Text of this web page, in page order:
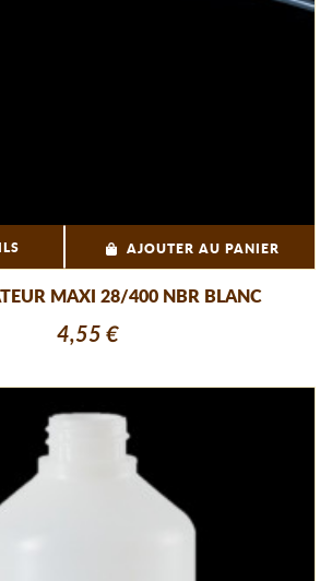
AJOUTER AU PANIER
MAXI 28/400 NBR BLANC
4,55 €